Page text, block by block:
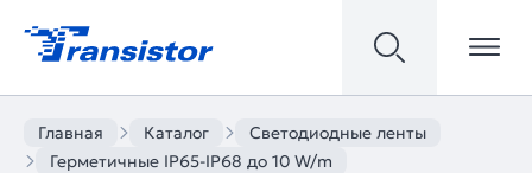
Главная Каталог
Светодиодные ленты
Герметичные IP65-IP68 до 10 W/m